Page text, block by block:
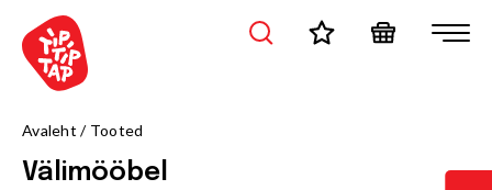
Avaleht / Tooted
Välimööbel